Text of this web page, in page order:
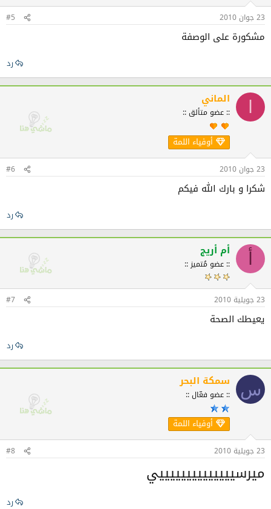
23 جوان 2010 #5
مشكورة على الوصفة
رد
الماني
:: عضو متألق ::
أوفياء اللمة
23 جوان 2010 #6
شكرا و بارك الله فيكم
رد
أم أريج
:: عضو مُتميز ::
23 جويلية 2010 #7
يعيطك الصحة
رد
س سمكة البحر
:: عضو فعّال ::
أوفياء اللمة
23 جويلية 2010 #8
ميرسييييييييييييييي
رد